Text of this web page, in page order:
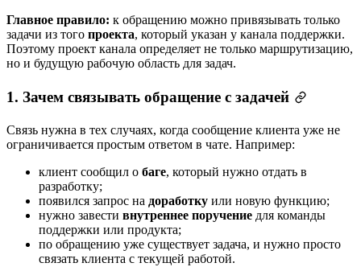
Главное правило: к обращению можно привязывать только
задачи из того проекта, который указан у канала поддержки.
Поэтому проект канала определяет не только маршрутизацию,
но и будущую рабочую область для задач.
1. Зачем связывать обращение с задачей
Связь нужна в тех случаях, когда сообщение клиента уже не
ограничивается простым ответом в чате. Например:
клиент сообщил о баге, который нужно отдать в
разработку;
появился запрос на доработку или новую функцию;
нужно завести внутреннее поручение для команды
поддержки или продукта;
по обращению уже существует задача, и нужно просто
связать клиента с текущей работой.